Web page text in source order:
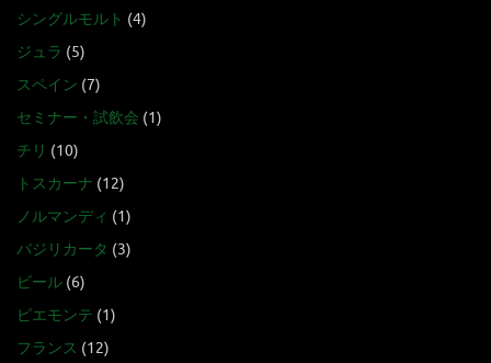
シングルモルト (4)
ジュラ (5)
スペイン (7)
セミナー・試飲会 (1)
チリ (10)
トスカーナ (12)
ノルマンディ (1)
バジリカータ (3)
ビール (6)
ピエモンテ (1)
フランス (12)